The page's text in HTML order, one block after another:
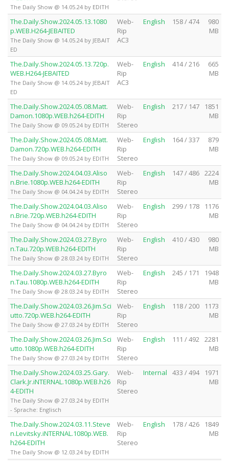
The Daily Show @ 14.05.24 by EDITH
The.Daily.Show.2024.05.13.1080
p.WEB.H264-JEBAITED
The Daily Show @ 14.05.24 by JEBAIT
ED
Web-
Rip
AC3
English 158 / 474
980
MB
The.Daily.Show.2024.05.13.720p.
WEB.H264-JEBAITED
The Daily Show @ 14.05.24 by JEBAIT
ED
Web-
Rip
AC3
English 414 / 216
665
MB
The.Daily.Show.2024.05.08.Matt.
Damon.1080p.WEB.h264-EDITH
The Daily Show @ 09.05.24 by EDITH
Web-
Rip
Stereo
English 217 / 147
1851
MB
The.Daily.Show.2024.05.08.Matt.
Damon.720p.WEB.h264-EDITH
The Daily Show @ 09.05.24 by EDITH
Web-
Rip
Stereo
English 164 / 337
879
MB
The.Daily.Show.2024.04.03.Aliso
n.Brie.1080p.WEB.h264-EDITH
The Daily Show @ 04.04.24 by EDITH
Web-
Rip
Stereo
English 147 / 486
2224
MB
The.Daily.Show.2024.04.03.Aliso
n.Brie.720p.WEB.h264-EDITH
The Daily Show @ 04.04.24 by EDITH
Web-
Rip
Stereo
English 299 / 178
1176
MB
The.Daily.Show.2024.03.27.Byro
n.Tau.720p.WEB.h264-EDITH
The Daily Show @ 28.03.24 by EDITH
Web-
Rip
Stereo
English 410 / 430
980
MB
The.Daily.Show.2024.03.27.Byro
n.Tau.1080p.WEB.h264-EDITH
The Daily Show @ 28.03.24 by EDITH
Web-
Rip
Stereo
English 245 / 171
1948
MB
The.Daily.Show.2024.03.26.Jim.Sci
utto.720p.WEB.h264-EDITH
The Daily Show @ 27.03.24 by EDITH
Web-
Rip
Stereo
English 118 / 200
1173
MB
The.Daily.Show.2024.03.26.Jim.Sci
utto.1080p.WEB.h264-EDITH
The Daily Show @ 27.03.24 by EDITH
Web-
Rip
Stereo
English 111 / 492
2281
MB
The.Daily.Show.2024.03.25.Gary.
Clark.Jr.iNTERNAL.1080p.WEB.h26
4-EDITH
The Daily Show @ 27.03.24 by EDITH
- Sprache: Englisch
Web-
Rip
Stereo
Internal 433 / 494
1971
MB
The.Daily.Show.2024.03.11.Steve
n.Levitsky.iNTERNAL.1080p.WEB.
h264-EDITH
The Daily Show @ 12.03.24 by EDITH
Web-
Rip
Stereo
English 178 / 426
1849
MB